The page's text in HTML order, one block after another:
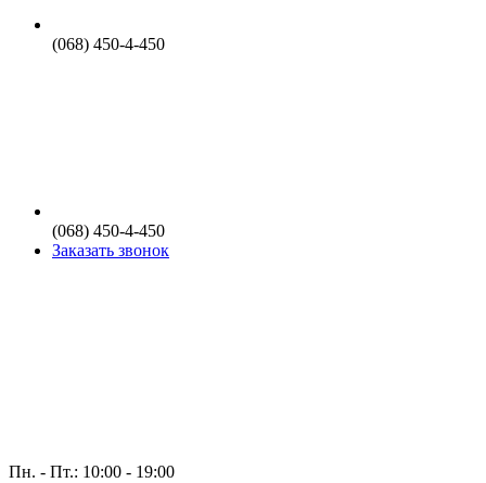
(068) 450-4-450
(068) 450-4-450
Заказать звонок
Пн. - Пт.: 10:00 - 19:00